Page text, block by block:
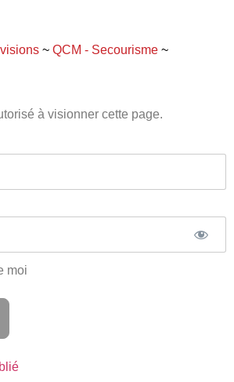
~ QCM - Secourisme ~
à visionner cette page.
moi